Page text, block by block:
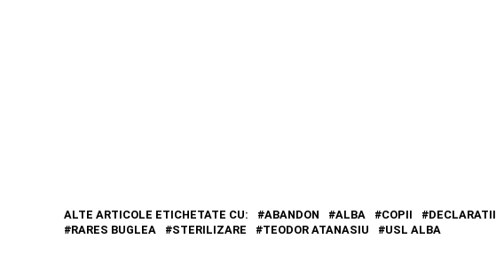
ALTE ARTICOLE ETICHETATE CU: ABANDON ALBA COPII DECLARATII
RARES BUGLEA
STERILIZARE TEODOR ATANASIU USL ALBA